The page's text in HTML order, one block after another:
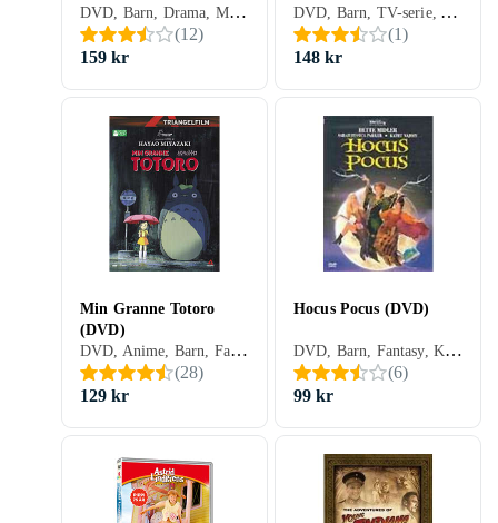
DVD, Barn, Drama, Musik, Musical, Sverige (SE)
(12)
159 kr
(DVD)
DVD, Barn, TV-serie, Animerat, Familj, Sverige (SE)
(1)
148 kr
Min Granne Totoro
(DVD)
DVD, Anime, Barn, Fantasy, Äventyr, Animerat, Familj, Sverige (SE)
(28)
129 kr
Hocus Pocus (DVD)
DVD, Barn, Fantasy, Komedi, Familj, Sverige (SE)
(6)
99 kr